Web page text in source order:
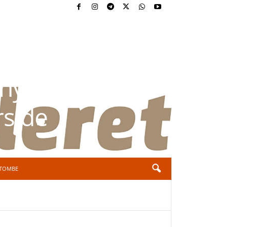
Raquel
de